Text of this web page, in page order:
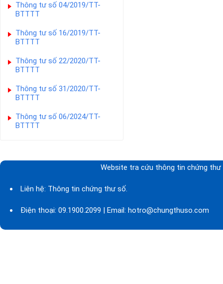
Thông tư số 04/2019/TT-
BTTTT
Thông tư số 16/2019/TT-
BTTTT
Thông tư số 22/2020/TT-
BTTTT
Thông tư số 31/2020/TT-
BTTTT
Thông tư số 06/2024/TT-
BTTTT
Website tra cứu thông tin chứng
Liên hệ: Thông tin chứng thư số.
Điện thoại: 09.1900.2099 | Email: hotro@chungthuso.com